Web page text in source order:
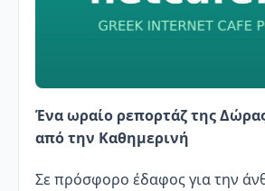
Ένα ωραίο ρεπορτάζ της
από την Καθημερινή
Σε πρόσφορο έδαφος για την